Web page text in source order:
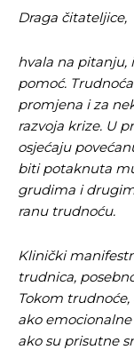
Draga čitateljice,
hvala na pitanju,
pomoć.
promjena i za
razvoja krize. U
osjećaju
biti potaknuta
grudima i
ranu trudnoću.
Klinički
trudnica,
Tokom
ako
ako su prisutne